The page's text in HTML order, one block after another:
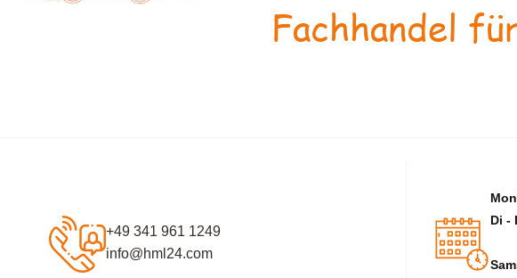
Fachhandel
+49 341 961 1249
info@hml24.com
Di -